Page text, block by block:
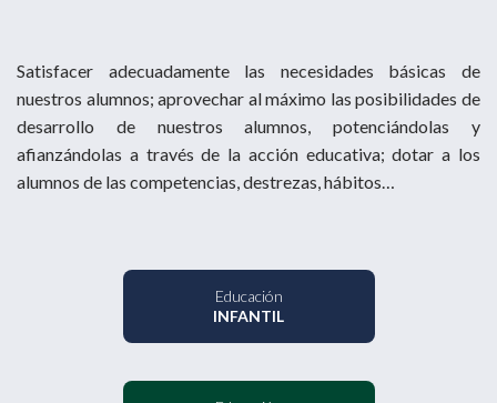
Satisfacer adecuadamente las necesidades básicas de
nuestros alumnos; aprovechar al máximo las posibilidades de
desarrollo de nuestros alumnos, potenciándolas y
afianzándolas a través de la acción educativa; dotar a los
alumnos de las competencias, destrezas, hábitos…
Educación
INFANTIL